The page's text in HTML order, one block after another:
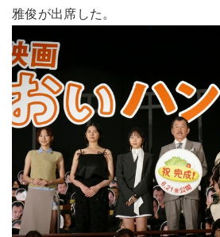
雅俊が出席した。